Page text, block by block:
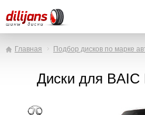
Главная Подбор дисков по марке
Диски для BAIC